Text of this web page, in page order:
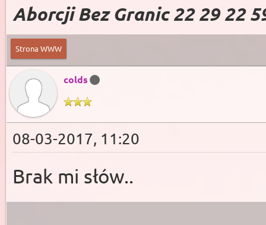
Aborcji Bez Granic 22 29 22
Strona WWW
colds
08-03-2017, 11:20
Brak mi słów..